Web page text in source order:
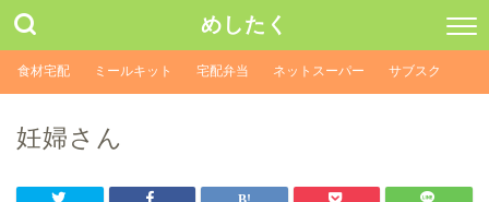
めしたく
食材宅配 ミールキット 宅配弁当 ネットスーパー サブスク
妊婦さん